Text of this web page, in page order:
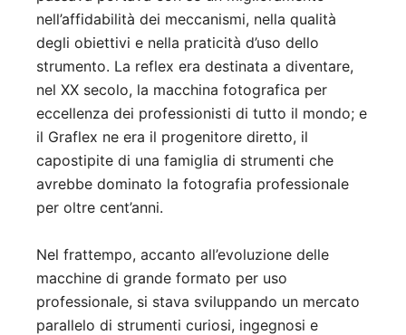
nell’affidabilità dei meccanismi, nella qualità
degli obiettivi e nella praticità d’uso dello
strumento. La reflex era destinata a diventare,
nel XX secolo, la macchina fotografica per
eccellenza dei professionisti di tutto il mondo; e
il Graflex ne era il progenitore diretto, il
capostipite di una famiglia di strumenti che
avrebbe dominato la fotografia professionale
per oltre cent’anni.
Nel frattempo, accanto all’evoluzione delle
macchine di grande formato per uso
professionale, si stava sviluppando un mercato
parallelo di strumenti curiosi, ingegnosi e